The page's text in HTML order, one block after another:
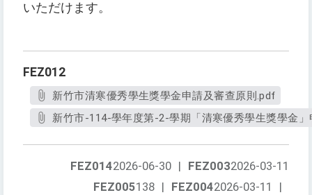
いただけます。
FEZ012
新竹市清寒優秀學生獎學金申請及審查原則.pdf
新竹市-114-學年度第-2-學期「清寒優秀學生獎學金
FEZ0032026-03-11
FEZ0142026-06-30 |
FEZ0042026-03-11 |
FEZ005138 |